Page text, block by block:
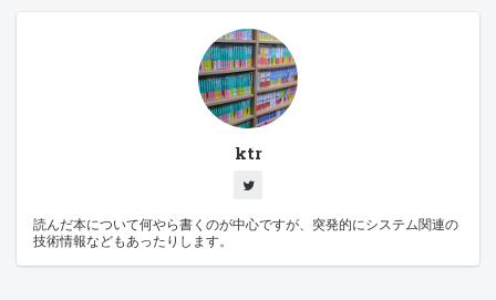
ktr
読んだ本について何やら書くのが中心ですが、突発的にシステム関連の
技術情報などもあったりします。